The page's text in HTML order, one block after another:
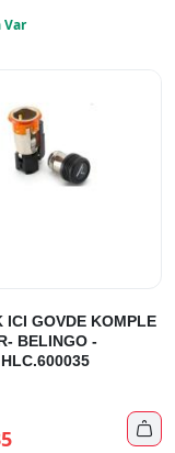
Var
ICI GOVDE KOMPLE
BELINGO -
